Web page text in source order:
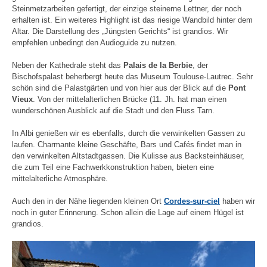
Steinmetzarbeiten gefertigt, der einzige steinerne Lettner, der noch
erhalten ist. Ein weiteres Highlight ist das riesige Wandbild hinter dem
Altar. Die Darstellung des „Jüngsten Gerichts“ ist grandios. Wir
empfehlen unbedingt den Audioguide zu nutzen.
Neben der Kathedrale steht das Palais de la Berbie , der
Bischofspalast beherbergt heute das Museum Toulouse-Lautrec. Sehr
schön sind die Palastgärten und von hier aus der Blick auf die Pont
Vieux . Von der mittelalterlichen Brücke (11. Jh. hat man einen
wunderschönen Ausblick auf die Stadt und den Fluss Tarn.
In Albi genießen wir es ebenfalls, durch die verwinkelten Gassen zu
laufen. Charmante kleine Geschäfte, Bars und Cafés findet man in
den verwinkelten Altstadtgassen. Die Kulisse aus Backsteinhäuser,
die zum Teil eine Fachwerkkonstruktion haben, bieten eine
mittelalterliche Atmosphäre.
Auch den in der Nähe liegenden kleinen Ort Cordes-sur-ciel
haben wir
noch in guter Erinnerung. Schon allein die Lage auf einem Hügel ist
grandios.